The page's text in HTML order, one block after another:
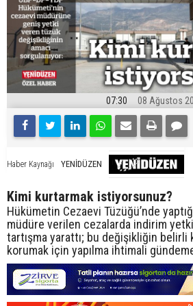
07:30 08 Ağustos
Haber Kaynağı YENİDÜZEN
Kimi kurtarmak istiyorsunuz?
Hükümetin Cezaevi Tüzüğü’nde
müdüre verilen cezalarda indirim
tartışma yarattı; bu değişikliğin belirli
korumak için yapılma ihtimali